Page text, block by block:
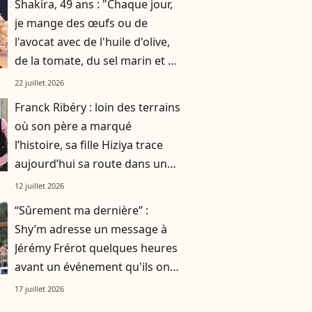
Shakira, 49 ans : "Chaque jour,
je mange des œufs ou de
l'avocat avec de l'huile d'olive,
de la tomate, du sel marin et un
smoothie"
22 juillet 2026
Franck Ribéry : loin des terrains
où son père a marqué
l’histoire, sa fille Hiziya trace
aujourd’hui sa route dans un
tout autre univers
12 juillet 2026
“Sûrement ma dernière” :
Shy’m adresse un message à
Jérémy Frérot quelques heures
avant un événement qu'ils ont
vécu ensemble
17 juillet 2026